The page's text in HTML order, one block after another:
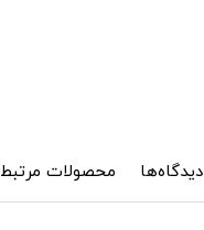
دیدگاه‌ها محصولات مرتبط